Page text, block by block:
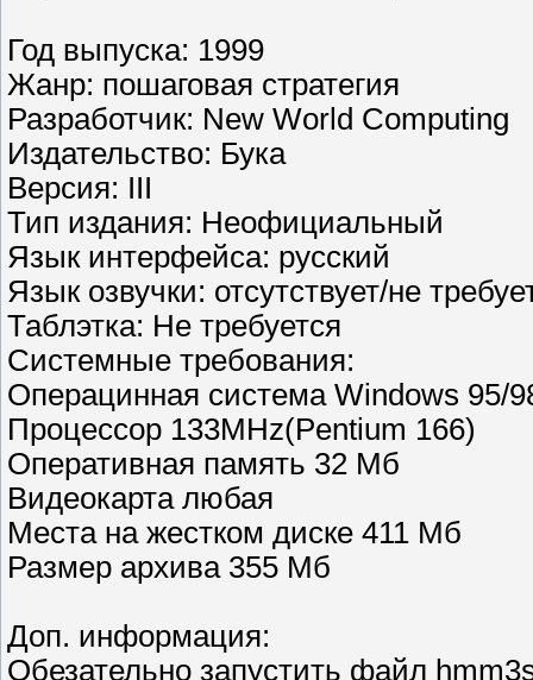
Год выпуска: 1999
Жанр: пошаговая стратегия
Разработчик: New World Computing
Издательство: Бука
Версия: III
Тип издания: Неофициальный
Язык интерфейса: русский
Язык озвучки: отсутствует/не
Таблэтка: Не требуется
Системные требования:
Операцинная система Windows 95/
Процессор 133MHz(Pentium 166)
Оперативная память 32 Мб
Видеокарта любая
Места на жестком диске 411 Мб
Размер архива 355 Мб
Доп. информация:
Обезательно запустить файл